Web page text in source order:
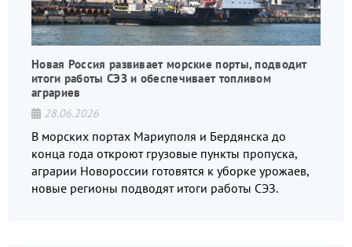
Новая Россия развивает морские порты, подводит
итоги работы СЭЗ и обеспечивает топливом
аграриев
28.06.2026
В морских портах Мариуполя и Бердянска до
конца года откроют грузовые пункты пропуска,
аграрии Новороссии готовятся к уборке урожаев,
новые регионы подводят итоги работы СЭЗ.